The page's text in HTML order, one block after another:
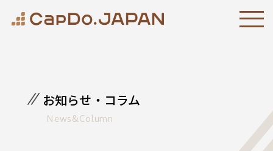
お知らせ・コラム
News&Column